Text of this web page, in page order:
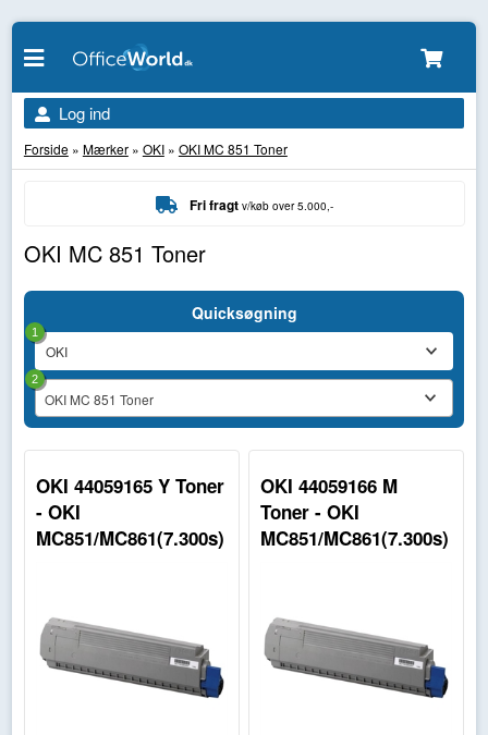
Log ind
Forside» Mærker» OKI» OKI MC 851 Toner
Fri fragt v/køb over 5.000,-
OKI MC 851 Toner
Quicksøgning
1
OKI MC 851 Toner
2
OKI 44059165 Y Toner
- OKI
MC851/MC861(7.300s)
OKI 44059166 M
Toner - OKI
MC851/MC861(7.300s)